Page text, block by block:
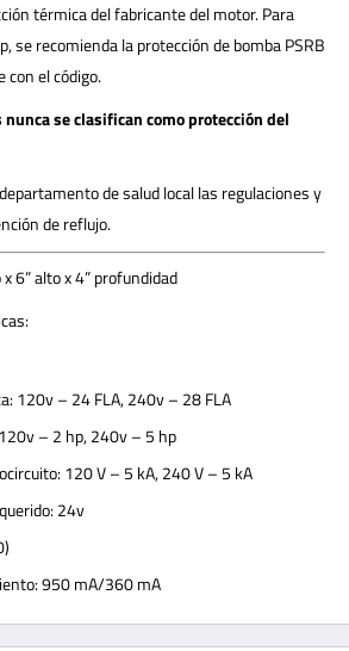
térmica del fabricante del motor. Para
se recomienda la protección de bomba PSRB
con el código.
nunca se clasifican como protección del
de salud local las regulaciones y
de reflujo.
6” alto x 4” profundidad
120v – 24 FLA, 240v – 28 FLA
– 2 hp, 240v – 5 hp
120 V – 5 kA, 240 V – 5 kA
24v
950 mA/360 mA